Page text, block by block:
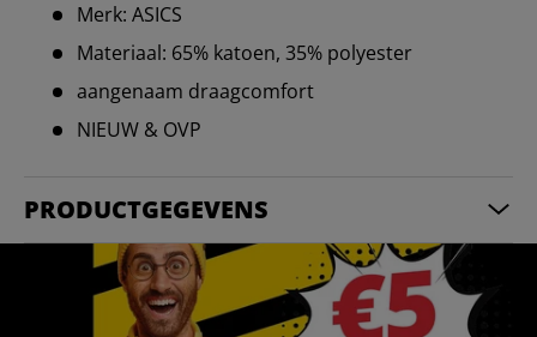
Merk: ASICS
Materiaal: 65% katoen, 35% polyester
aangenaam draagcomfort
NIEUW & OVP
PRODUCTGEGEVENS